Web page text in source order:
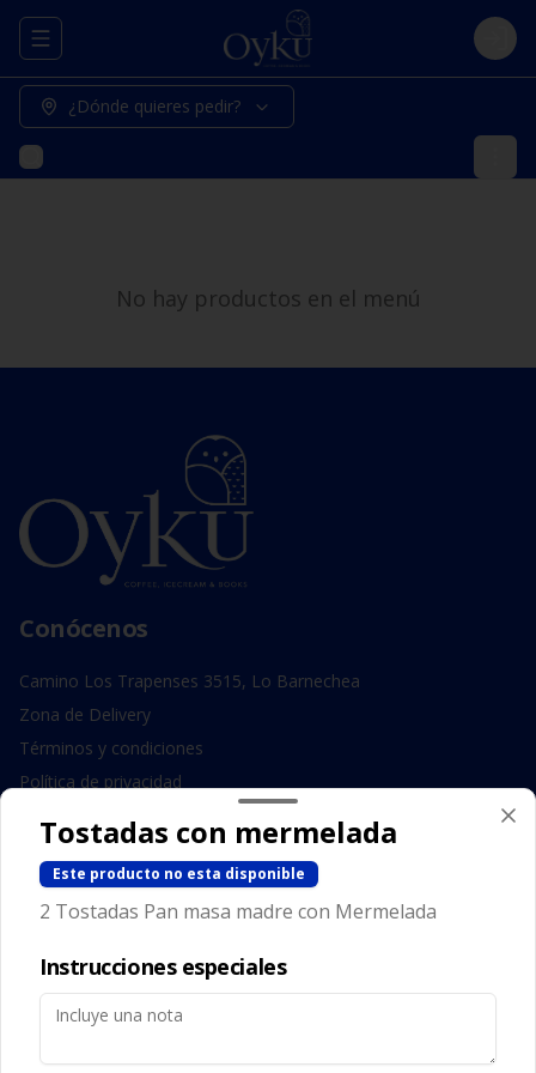
Abrir menu de navegación Login
¿Dónde quieres pedir?
No hay productos en el menú
Conócenos
Camino Los Trapenses 3515, Lo Barnechea
Zona de Delivery
Términos y condiciones
Política de privacidad
Redes sociales
Instagram
Facebook
Mi cuenta
Tostadas con mermelada
Este producto no esta disponible
2 Tostadas Pan masa madre con Mermelada
Instrucciones especiales